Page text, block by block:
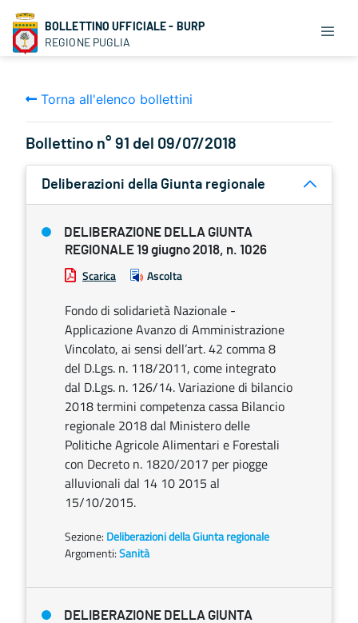
BOLLETTINO UFFICIALE - BURP
REGIONE PUGLIA
Torna all'elenco bollettini
Bollettino n° 91 del 09/07/2018
Deliberazioni della Giunta regionale
DELIBERAZIONE DELLA GIUNTA
REGIONALE 19 giugno 2018, n. 1026
Scarica Ascolta
Fondo di solidarietà Nazionale -
Applicazione Avanzo di Amministrazione
Vincolato, ai sensi dell’art. 42 comma 8
del D.Lgs. n. 118/2011, come integrato
dal D.Lgs. n. 126/14. Variazione di bilancio
2018 termini competenza cassa Bilancio
regionale 2018 dal Ministero delle
Politiche Agricole Alimentari e Forestali
con Decreto n. 1820/2017 per piogge
alluvionali dal 14 10 2015 al
15/10/2015.
Sezione: Deliberazioni della Giunta regionale
Argomenti:Sanità
DELIBERAZIONE DELLA GIUNTA